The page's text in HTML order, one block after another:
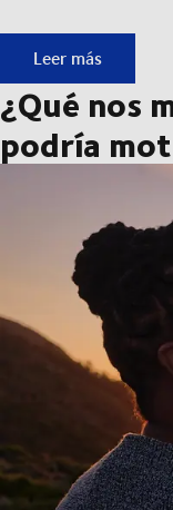
Conócenos: las
Leer más
¿Qué nos
podría